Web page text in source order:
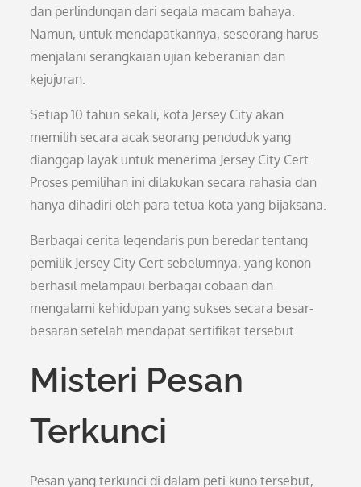
dan perlindungan dari segala macam bahaya.
Namun, untuk mendapatkannya, seseorang harus
menjalani serangkaian ujian keberanian dan
kejujuran.
Setiap 10 tahun sekali, kota Jersey City akan
memilih secara acak seorang penduduk yang
dianggap layak untuk menerima Jersey City Cert.
Proses pemilihan ini dilakukan secara rahasia dan
hanya dihadiri oleh para tetua kota yang bijaksana.
Berbagai cerita legendaris pun beredar tentang
pemilik Jersey City Cert sebelumnya, yang konon
berhasil melampaui berbagai cobaan dan
mengalami kehidupan yang sukses secara besar-
besaran setelah mendapat sertifikat tersebut.
Misteri Pesan
Terkunci
Pesan yang terkunci di dalam peti kuno tersebut,